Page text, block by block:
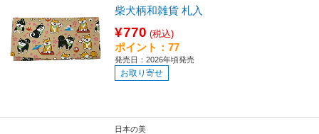
柴犬柄和雑貨 札入
¥770 (税込)
ポイント：77
発売日：2026年頃発売
お取り寄せ
日本の美